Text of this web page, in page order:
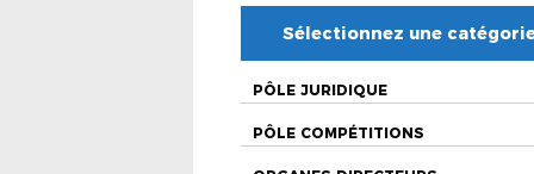
Sélectionnez une
PÔLE JURIDIQUE
PÔLE COMPÉTITIONS